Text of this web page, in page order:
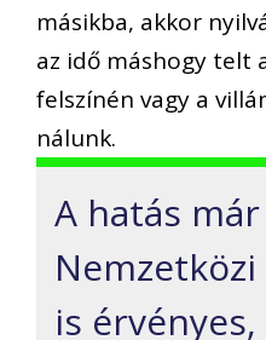
másikba, akkor
az idő máshogy telt
felszínén vagy a
nálunk.
A hatás már
is érvényes,